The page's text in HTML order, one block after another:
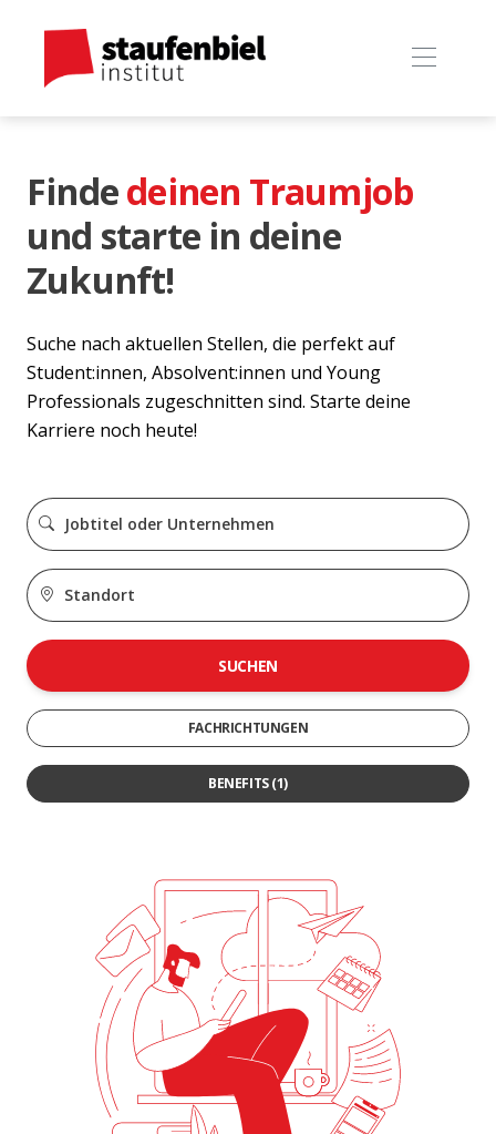
Findedeinen Traumjob
und starte in deine
Zukunft!
Suche nach aktuellen Stellen, die perfekt auf
Student:innen, Absolvent:innen und Young
Professionals zugeschnitten sind. Starte deine
Karriere noch heute!
SUCHEN
FACHRICHTUNGEN
BENEFITS(1)